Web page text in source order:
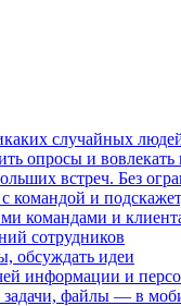
случайных
опросы и
встреч. Без
командой и
командами и
сотрудников
обсуждать идеи
информации и
файлы — в